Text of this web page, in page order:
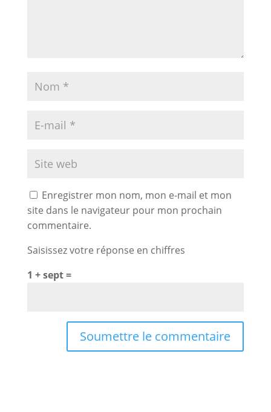
Enregistrer mon nom, mon e-mail et mon
site dans le navigateur pour mon prochain
commentaire.
Saisissez votre réponse en chiffres
1 + sept =
Soumettre le commentaire